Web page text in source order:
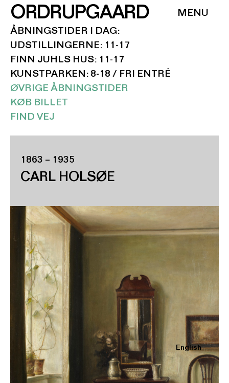
ORDRUPGAARD
ÅBNINGSTIDER I DAG:
UDSTILLINGERNE: 11-17
FINN JUHLS HUS: 11-17
KUNSTPARKEN: 8-18 / FRI ENTRÉ
ØVRIGE ÅBNINGSTIDER
KØB BILLET
FIND VEJ
English
1863 – 1935
CARL HOLSØE